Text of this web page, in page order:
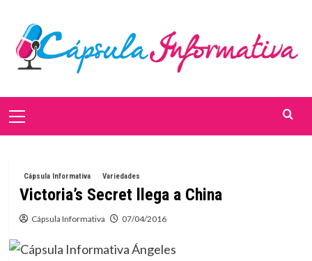
contenido
Menú
Cápsula Informativa Variedades
Victoria’s Secret llega a China
Cápsula Informativa 07/04/2016